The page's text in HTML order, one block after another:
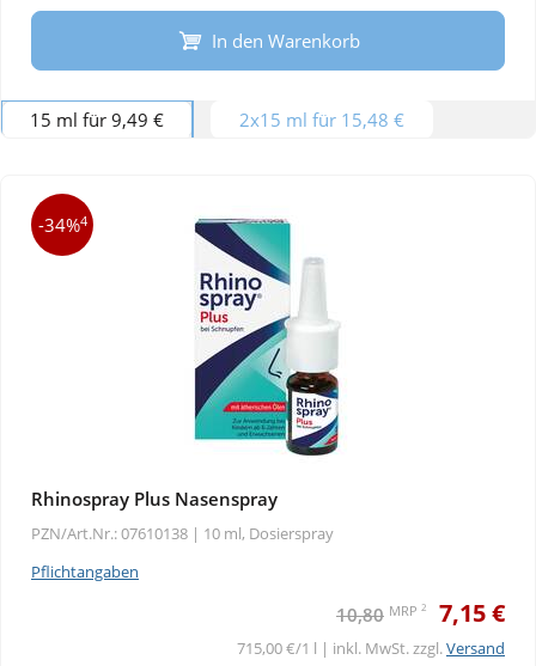
In den Warenkorb
15 ml für 9,49 € 2x15 ml für 15,48 €
-34%4
Rhinospray Plus Nasenspray
PZN/Art.Nr.: 07610138 | 10 ml, Dosierspray
Pflichtangaben
10,80 MRP 2 7,15 €
715,00 €/1 l | inkl. MwSt. zzgl.Versand